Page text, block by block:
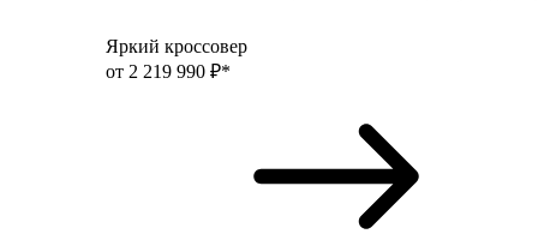
Яркий кроссовер
от 2 219 990 ₽*